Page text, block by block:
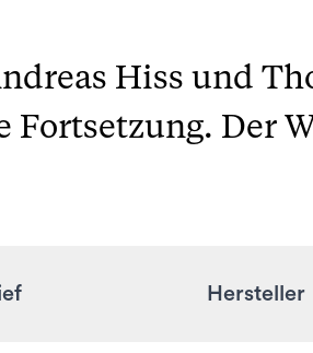
Hiss und
Fortsetzung. Der
Hersteller